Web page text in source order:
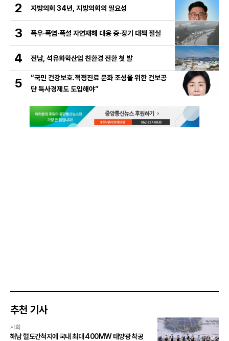
2 지방의회 34년, 지방의회의 필요성
3 폭우·폭염·폭설 자연재해 대응 중·장기 대책 절실
4 전남, 석유화학산업 친환경 전환 첫 발
5
“국민 건강보호․적정진료 문화 조성을 위한 건보공
단 특사경제도 도입해야”
추천 기사
사회
해남 혈도간척지에 국내 최대 400MW 태양광 착공